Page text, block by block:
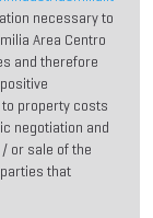
necessary to
Area Centro
and therefore
property costs
negotiation and
or sale of the
that